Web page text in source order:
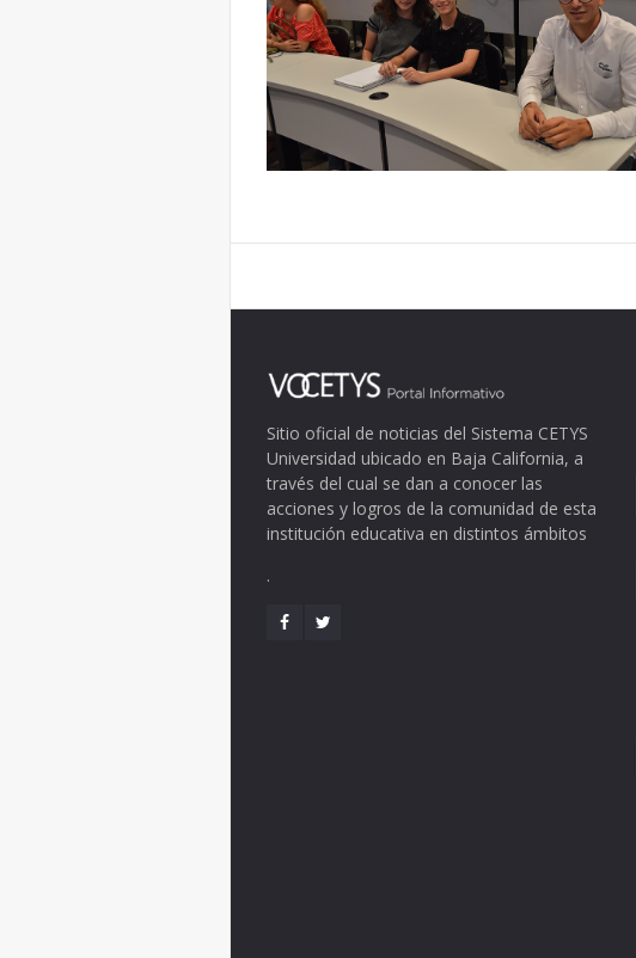
Sitio oficial de noticias del Sistema CETYS
Universidad ubicado en Baja California, a
través del cual se dan a conocer las
acciones y logros de la comunidad de esta
institución educativa en distintos ámbitos
.